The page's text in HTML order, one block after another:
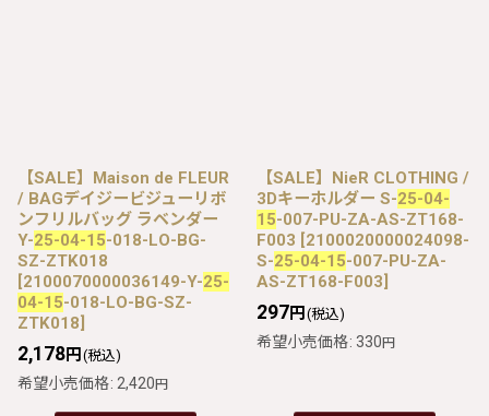
【SALE】Maison de FLEUR
/ BAGデイジービジューリボ
ンフリルバッグ ラベンダー
Y-25-04-15-018-LO-BG-
SZ-ZTK018
[2100070000036149-Y-25-
04-15-018-LO-BG-SZ-
ZTK018]
2,178円 (税込)
希望小売価格: 2,420円
【SALE】NieR CLOTHING /
3Dキーホルダー S-25-04-
15-007-PU-ZA-AS-ZT168-
F003 [2100020000024098-
S-25-04-15-007-PU-ZA-
AS-ZT168-F003]
297円 (税込)
希望小売価格: 330円